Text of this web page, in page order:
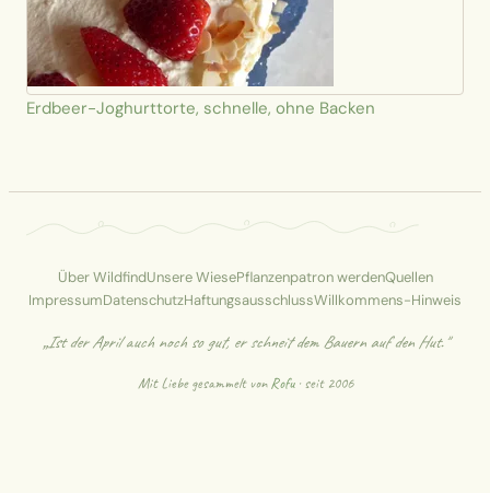
Erdbeer-Joghurttorte, schnelle, ohne Backen
Über WildfindUnsere WiesePflanzenpatron werdenQuellen
ImpressumDatenschutzHaftungsausschlussWillkommens-Hinweis
„Ist der April auch noch so gut, er schneit dem Bauern auf den Hut."
Mit Liebe gesammelt vonRofu· seit 2006